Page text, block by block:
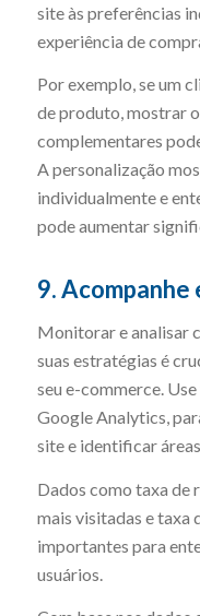
site às preferências
experiência de
Por exemplo, se um
de produto, mostrar
complementares
A personalização
individualmente e
pode aumentar
9. Acompanhe
Monitorar e analisar
suas estratégias é
seu e-commerce.
Google Analytics,
site e identificar
Dados como taxa de
mais visitadas e taxa
importantes para
usuários.